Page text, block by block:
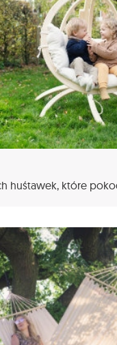
huśtawek, które